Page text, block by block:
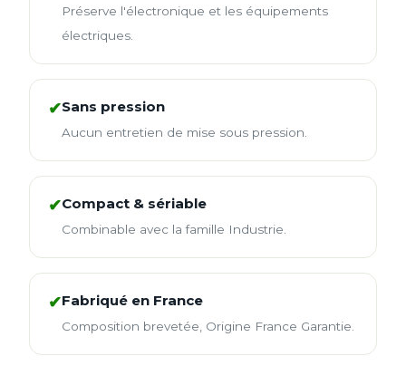
Préserve l'électronique et les équipements
électriques.
✔Sans pression
Aucun entretien de mise sous pression.
✔Compact & sériable
Combinable avec la famille Industrie.
✔Fabriqué en France
Composition brevetée, Origine France Garantie.